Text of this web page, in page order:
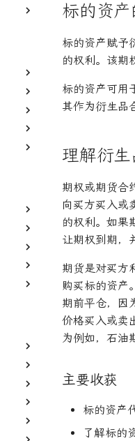
标的资
标的资产赋予
的权利。该期
标的资产可用
其作为衍生品
理解衍
期权或期货合
向买方买入或
的权利。如果
让期权到期，
期货是对买方
购买标的资产
期前平仓，因
价格买入或卖
为例如，石油
主要收获
标的资产
了解标的